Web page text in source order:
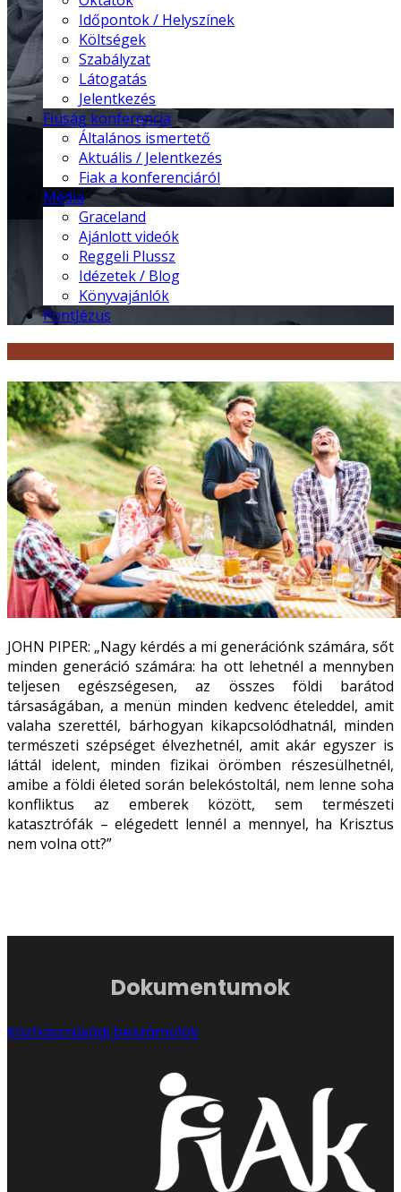
Időpontok / Helyszínek
Költségek
Szabályzat
Látogatás
Jelentkezés
Fiúság konferencia
Általános ismertető
Aktuális / Jelentkezés
Fiak a konferenciáról
Média
Graceland
Ajánlott videók
Reggeli Plussz
Idézetek / Blog
Könyvajánlók
PontJézus
JOHN PIPER: „Nagy kérdés a mi generációnk számára, sőt
minden generáció számára: ha ott lehetnél a mennyben
teljesen egészségesen, az összes földi barátod
társaságában, a menün minden kedvenc ételeddel, amit
valaha szerettél, bárhogyan kikapcsolódhatnál, minden
természeti szépséget élvezhetnél, amit akár egyszer is
láttál idelent, minden fizikai örömben részesülhetnél,
amibe a földi életed során belekóstoltál, nem lenne soha
konfliktus az emberek között, sem természeti
katasztrófák – elégedett lennél a mennyel, ha Krisztus
nem volna ott?”
Dokumentumok
Közhasznúsági beszámolók